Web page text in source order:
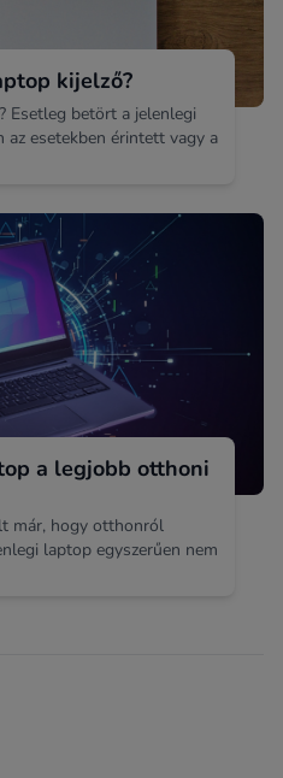
kijelző?
Esetleg betört a jelenlegi
az esetekben érintett vagy a
a legjobb otthoni
már, hogy otthonról
laptop egyszerűen nem